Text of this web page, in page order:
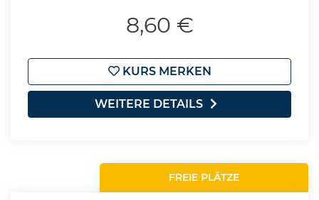
8,60 €
KURS MERKEN
WEITERE DETAILS
FREIE PLÄTZE